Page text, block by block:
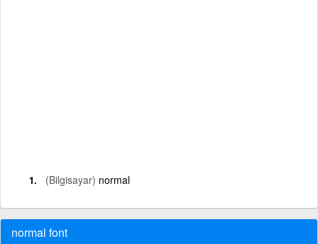
(Bilgisayar) normal
normal font